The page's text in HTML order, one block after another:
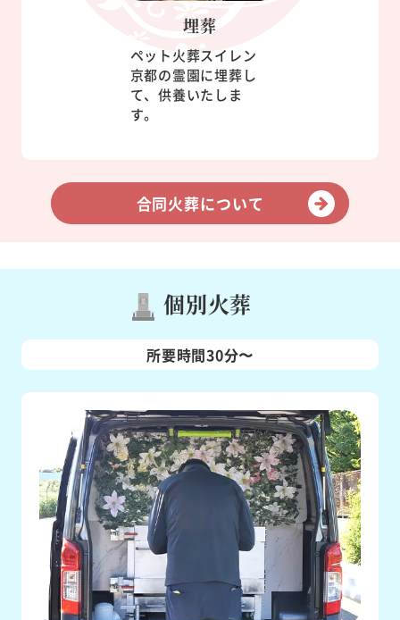
埋葬
ペット火葬スイレン
京都の霊園に埋葬し
て、供養いたしま
す。
合同火葬について
個別火葬
所要時間30分〜